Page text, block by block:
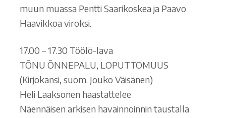
muun muassa Pentti Saarikoskea ja Paavo
Haavikkoa viroksi.
17.00 – 17.30 Töölö-lava
TÕNU ÕNNEPALU, LOPUTTOMUUS
(Kirjokansi, suom. Jouko Väisänen)
Heli Laaksonen haastattelee
Näennäisen arkisen havainnoinnin taustalla